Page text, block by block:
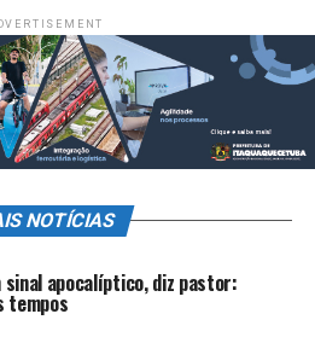
NOTÍCIAS
sinal apocalíptico, diz pastor:
tempos